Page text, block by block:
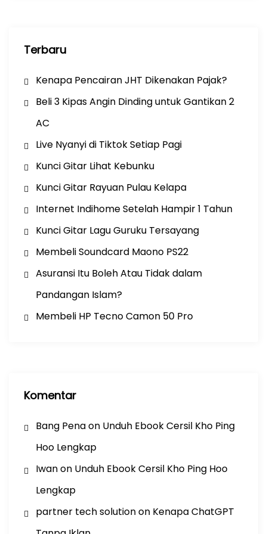
Terbaru
Kenapa Pencairan JHT Dikenakan Pajak?
Beli 3 Kipas Angin Dinding untuk Gantikan 2
AC
Live Nyanyi di Tiktok Setiap Pagi
Kunci Gitar Lihat Kebunku
Kunci Gitar Rayuan Pulau Kelapa
Internet Indihome Setelah Hampir 1 Tahun
Kunci Gitar Lagu Guruku Tersayang
Membeli Soundcard Maono PS22
Asuransi Itu Boleh Atau Tidak dalam
Pandangan Islam?
Membeli HP Tecno Camon 50 Pro
Komentar
Bang Penaon Unduh Ebook Cersil Kho Ping
Hoo Lengkap
Iwanon Unduh Ebook Cersil Kho Ping Hoo
Lengkap
partner tech solutionon Kenapa ChatGPT